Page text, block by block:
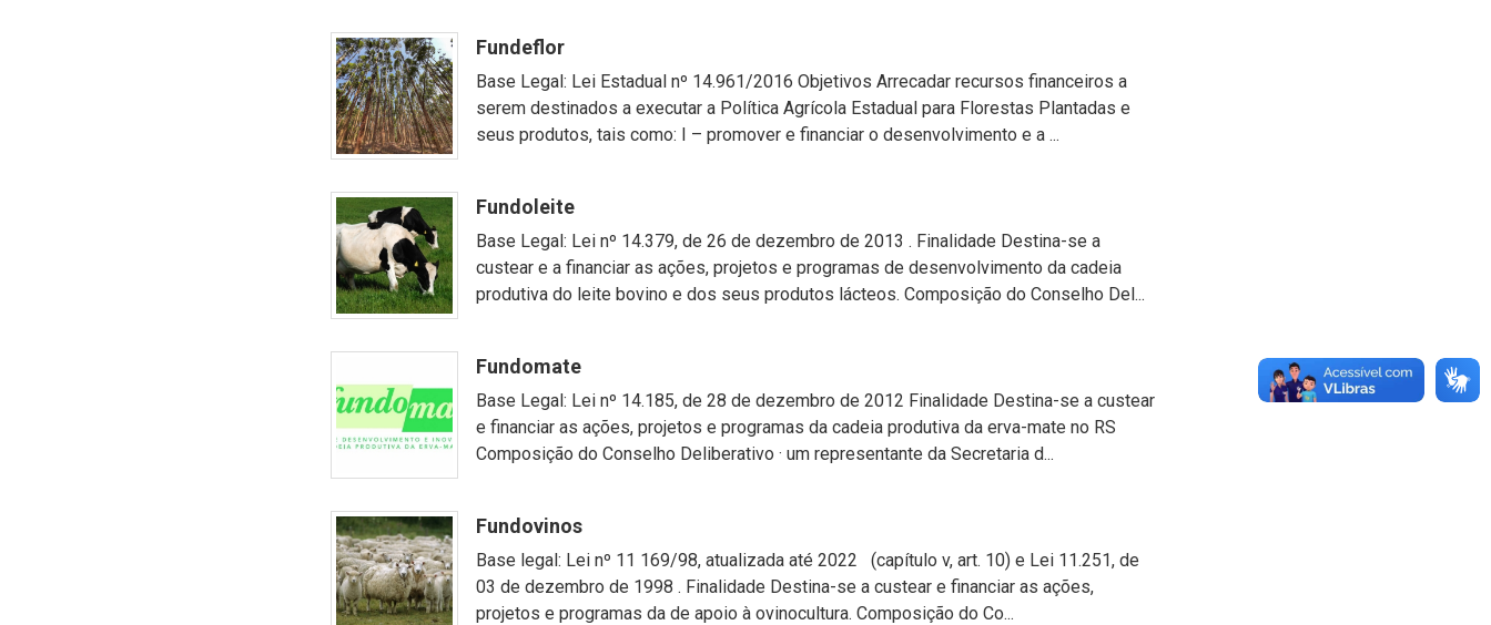
Fundeflor
Base Legal: Lei Estadual nº 14.961/2016 Objetivos Arrecadar recursos financeiros a
serem destinados a executar a Política Agrícola Estadual para Florestas Plantadas e
seus produtos, tais como: I – promover e financiar o desenvolvimento e a ...
Fundoleite
Base Legal: Lei nº 14.379, de 26 de dezembro de 2013 . Finalidade Destina-se a
custear e a financiar as ações, projetos e programas de desenvolvimento da cadeia
produtiva do leite bovino e dos seus produtos lácteos. Composição do Conselho Del...
Fundomate
Base Legal: Lei nº 14.185, de 28 de dezembro de 2012 Finalidade Destina-se a custear
e financiar as ações, projetos e programas da cadeia produtiva da erva-mate no RS
Composição do Conselho Deliberativo · um representante da Secretaria d...
Fundovinos
Base legal: Lei nº 11 169/98, atualizada até 2022 (capítulo v, art. 10) e Lei 11.251, de
03 de dezembro de 1998 . Finalidade Destina-se a custear e financiar as ações,
projetos e programas da de apoio à ovinocultura. Composição do Co...